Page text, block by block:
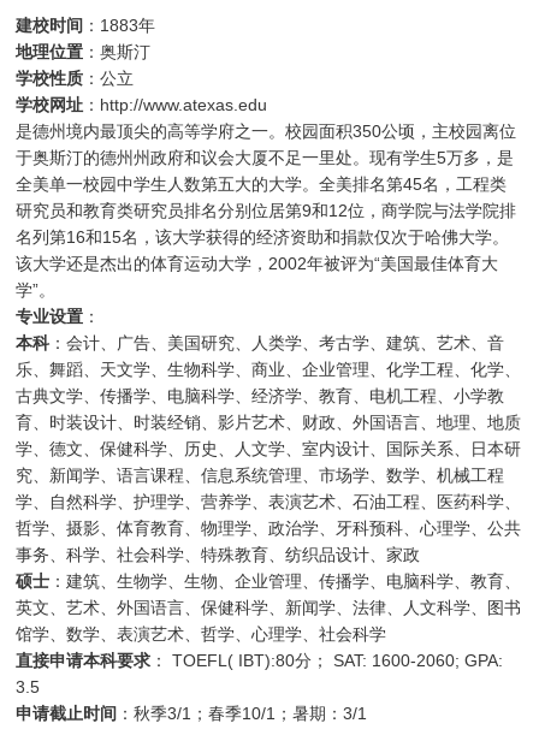
建校时间 ：1883年
地理位置 ：奥斯汀
学校性质 ：公立
学校网址 ：http://www.atexas.edu
是德州境内最顶尖的高等学府之一。校园面积350公顷，主校园离位
于奥斯汀的德州州政府和议会大厦不足一里处。现有学生5万多，是
全美单一校园中学生人数第五大的大学。全美排名第45名，工程类
研究员和教育类研究员排名分别位居第9和12位，商学院与法学院排
名列第16和15名，该大学获得的经济资助和捐款仅次于哈佛大学。
该大学还是杰出的体育运动大学，2002年被评为“美国最佳体育大
学”。
专业设置 ：
本科 ：会计、广告、美国研究、人类学、考古学、建筑、艺术、音
乐、舞蹈、天文学、生物科学、商业、企业管理、化学工程、化学、
古典文学、传播学、电脑科学、经济学、教育、电机工程、小学教
育、时装设计、时装经销、影片艺术、财政、外国语言、地理、地质
学、德文、保健科学、历史、人文学、室内设计、国际关系、日本研
究、新闻学、语言课程、信息系统管理、市场学、数学、机械工程
学、自然科学、护理学、营养学、表演艺术、石油工程、医药科学、
哲学、摄影、体育教育、物理学、政治学、牙科预科、心理学、公共
事务、科学、社会科学、特殊教育、纺织品设计、家政
硕士 ：建筑、生物学、生物、企业管理、传播学、电脑科学、教育、
英文、艺术、外国语言、保健科学、新闻学、法律、人文科学、图书
馆学、数学、表演艺术、哲学、心理学、社会科学
直接申请本科要求 ： TOEFL( IBT):80分； SAT: 1600-2060; GPA:
3.5
申请截止时间 ：秋季3/1；春季10/1；暑期：3/1